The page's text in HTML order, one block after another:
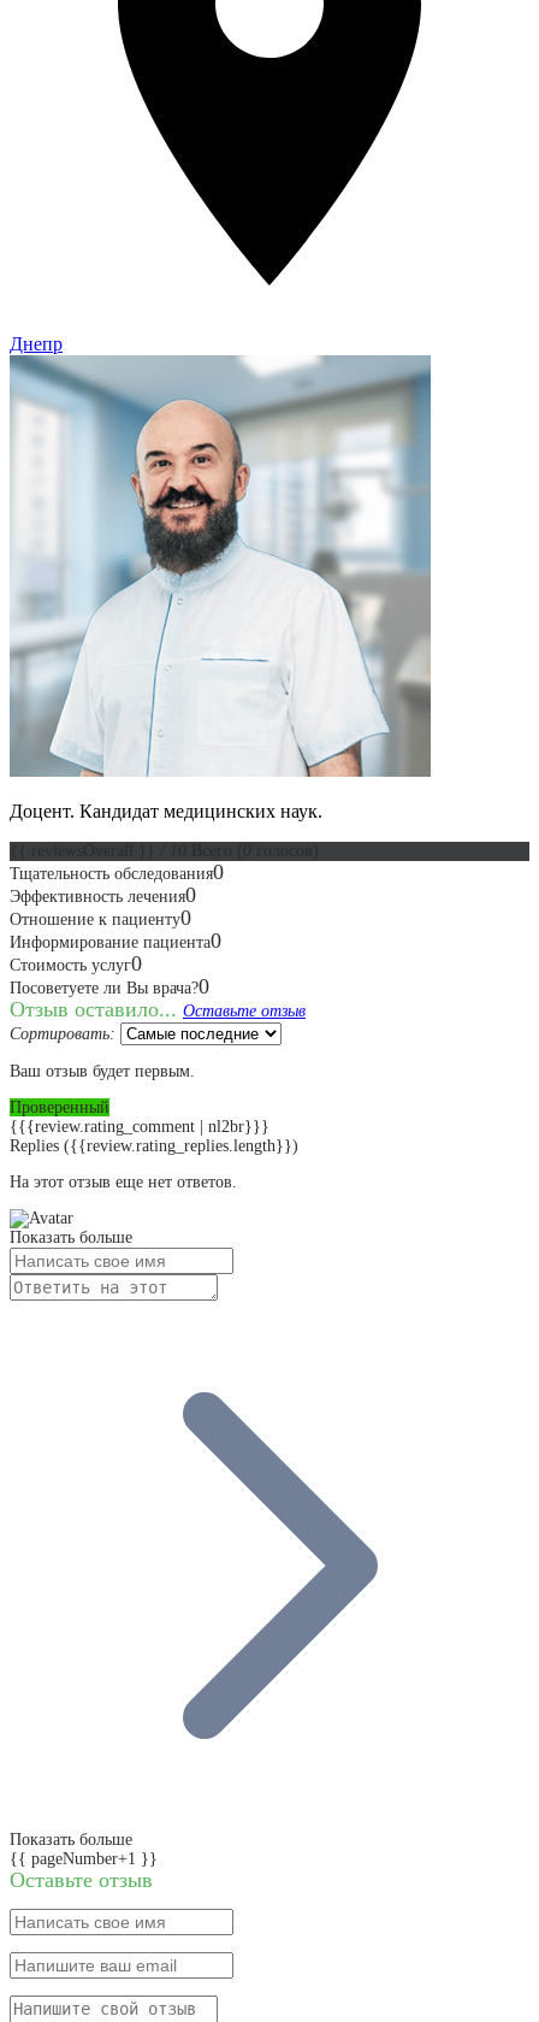
Днепр
Доцент. Кандидат медицинских наук.
Тщательность обследования0
Эффективность лечения0
Отношение к пациенту0
Информирование пациента0
Стоимость услуг0
Посоветуете ли Вы врача?0
Отзыв оставило... Оставьте отзыв
Сортировать:
Ваш отзыв будет первым.
Проверенный
{{{review.rating_comment | nl2br}}}
Replies ({{review.rating_replies.length}})
На этот отзыв еще нет ответов.
Показать больше
Показать больше
{{ pageNumber+1 }}
Оставьте отзыв